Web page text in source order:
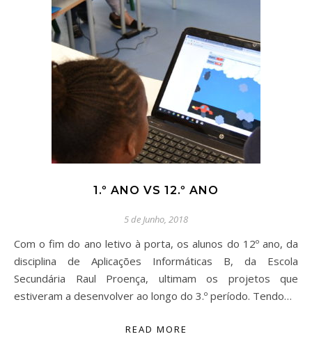
1.º ANO VS 12.º ANO
5 de Junho, 2018
Com o fim do ano letivo à porta, os alunos do 12º ano, da
disciplina de Aplicações Informáticas B, da Escola
Secundária Raul Proença, ultimam os projetos que
estiveram a desenvolver ao longo do 3.º período. Tendo…
READ MORE